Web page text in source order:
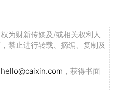
为财新传媒及/或相关权利人
禁止进行转载、摘编、复制及
hello@caixin.com ，获得书面